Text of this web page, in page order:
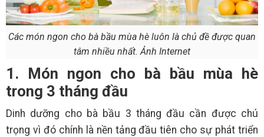
Các món ngon cho bà bầu mùa hè luôn là chủ đề được quan
tâm nhiều nhất. Ảnh Internet
1. Món ngon cho bà bầu mùa hè
trong 3 tháng đầu
Dinh dưỡng cho bà bầu 3 tháng đầu cần được chú
trọng vì đó chính là nền tảng đầu tiên cho sự phát triển